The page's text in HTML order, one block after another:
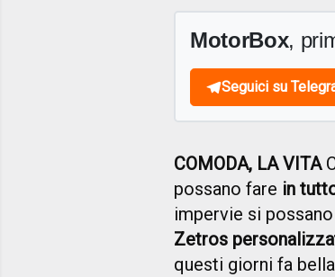
MotorBox,
Seguici su
COMODA, LA VITA
possano fare in
impervie si
Zetros
questi giorni fa